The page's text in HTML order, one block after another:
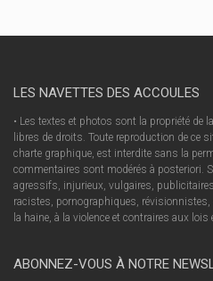
LES NAVETTES DES ACCOULES
• Les textes et photos sont la propriété
libres de droits. Toute reproduction de ce
charte graphique, est interdite sans la
commentaires sont modérés à posteriori.
agressifs, injurieux, vulgaires,
racistes, pornographiques,
la haine, à la violence et contraires aux lois
ABONNEZ-VOUS À NOTRE